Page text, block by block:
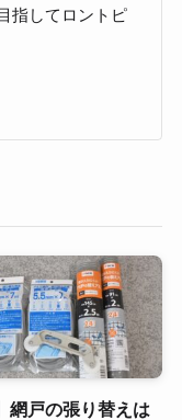
指してロントピ
網戸の張り替えは